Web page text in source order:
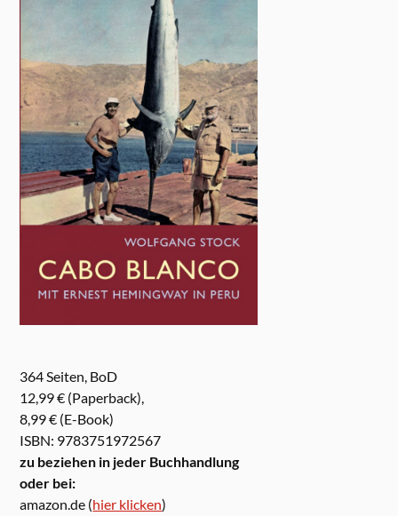
364 Seiten, BoD
12,99 € (Paperback),
8,99 € (E-Book)
ISBN: 9783751972567
zu beziehen in jeder Buchhandlung
oder bei:
amazon.de (hier klicken)